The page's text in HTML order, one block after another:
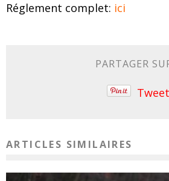
Réglement complet: ici
PARTAGER
Tweet
ARTICLES SIMILAIRES